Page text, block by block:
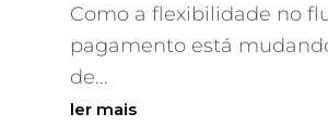
Como a flexibilidade no
pagamento está
de...
ler mais